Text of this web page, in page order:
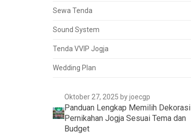
Sewa Tenda
Sound System
Tenda VVIP Jogja
Wedding Plan
Oktober 27, 2025 by joecgp
Panduan Lengkap Memilih Dekorasi
Pernikahan Jogja Sesuai Tema dan
Budget